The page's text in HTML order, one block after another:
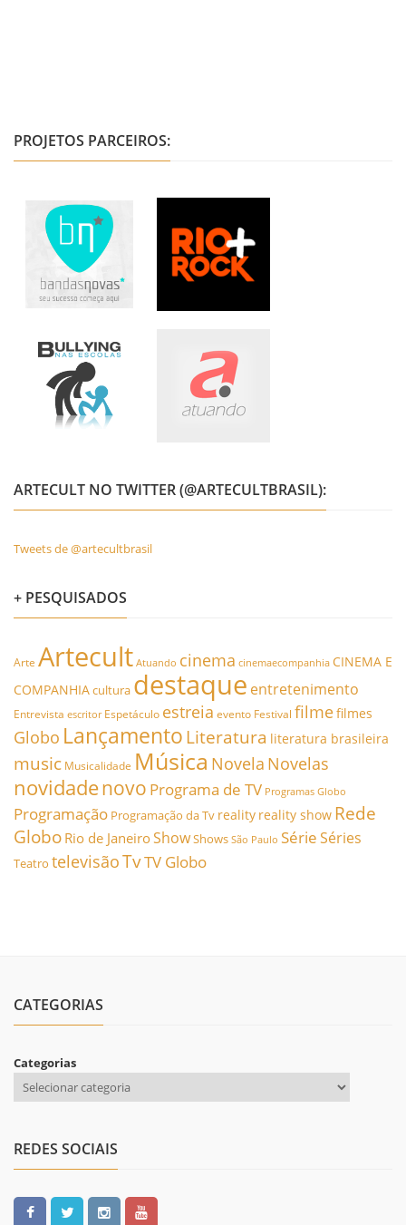
PROJETOS PARCEIROS:
ARTECULT NO TWITTER (@ARTECULTBRASIL):
Tweets de @artecultbrasil
+ PESQUISADOS
Arte Artecult Atuando cinema cinemaecompanhia CINEMA E
COMPANHIAcultura destaque entretenimento
Entrevista escritor Espetáculo estreia evento Festival filmefilmes
Globo Lançamento Literatura literatura brasileira
music Musicalidade Música Novela Novelas
novidadenovo Programa de TV Programas Globo
Programação Programação da Tv reality reality show Rede
Globo Rio de JaneiroShowShows São Paulo SérieSéries
Teatro televisãoTvTV Globo
CATEGORIAS
Categorias
REDES SOCIAIS